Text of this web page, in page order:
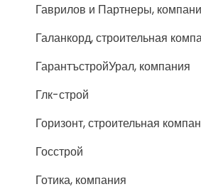
Гаврилов и Партнеры,
Галанкорд, строительная
ГарантъстройУрал, компания
Глк-строй
Горизонт, строительная
Госстрой
Готика, компания